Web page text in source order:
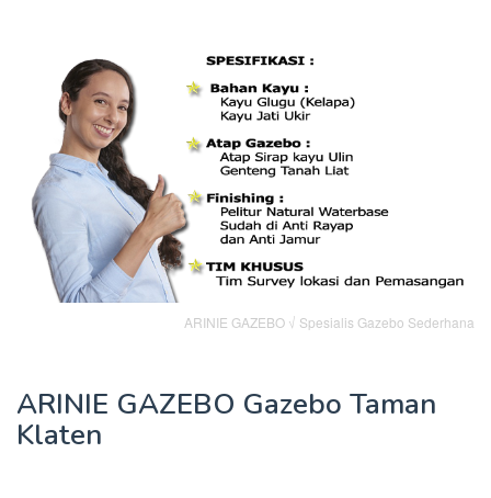
ARINIE GAZEBO √ Spesialis Gazebo Sederhana
ARINIE GAZEBO Gazebo Taman
Klaten